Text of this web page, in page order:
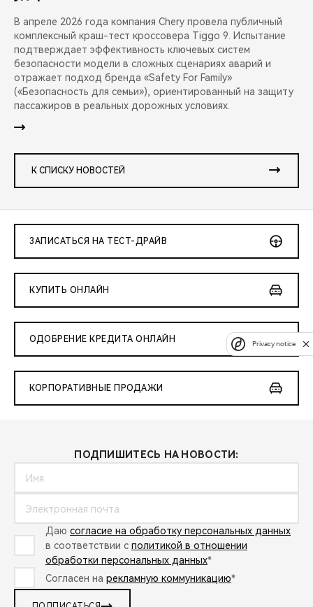
В апреле 2026 года компания Chery провела публичный
комплексный краш-тест кроссовера Tiggo 9. Испытание
подтверждает эффективность ключевых систем
безопасности модели в сложных сценариях аварий и
отражает подход бренда «Safety For Family»
(«Безопасность для семьи»), ориентированный на защиту
пассажиров в реальных дорожных условиях.
К СПИСКУ НОВОСТЕЙ
ЗАПИСАТЬСЯ НА ТЕСТ-ДРАЙВ
КУПИТЬ ОНЛАЙН
ОДОБРЕНИЕ КРЕДИТА ОНЛАЙН
КОРПОРАТИВНЫЕ ПРОДАЖИ
ПОДПИШИТЕСЬ НА НОВОСТИ:
Даю согласие на обработку персональных данных
в соответствии с политикой в отношении
обработки персональных данных*
Согласен на рекламную коммуникацию*
Privacy notice